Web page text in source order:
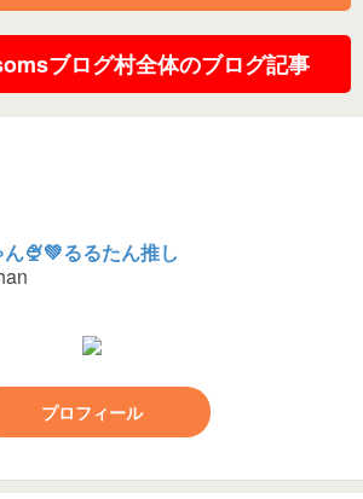
ブログ村全体のブログ記事
🍨💚るるたん推し
プロフィール